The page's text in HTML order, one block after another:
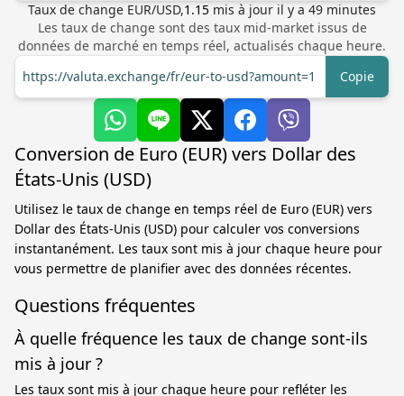
Taux de change EUR/USD,1.15 mis à jour il y a 49 minutes
Les taux de change sont des taux mid-market issus de
données de marché en temps réel, actualisés chaque heure.
https://valuta.exchange/fr/eur-to-usd?amount=1
Copie
Conversion de Euro (EUR) vers Dollar des
États-Unis (USD)
Utilisez le taux de change en temps réel de Euro (EUR) vers
Dollar des États-Unis (USD) pour calculer vos conversions
instantanément. Les taux sont mis à jour chaque heure pour
vous permettre de planifier avec des données récentes.
Questions fréquentes
À quelle fréquence les taux de change sont-ils
mis à jour ?
Les taux sont mis à jour chaque heure pour refléter les